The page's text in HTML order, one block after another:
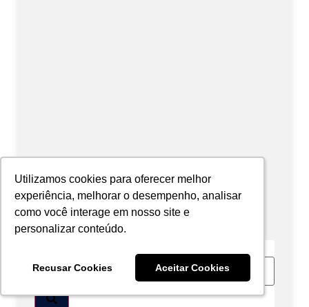
Utilizamos cookies para oferecer melhor
experiência, melhorar o desempenho, analisar
como você interage em nosso site e
personalizar conteúdo.
Recusar Cookies Aceitar Cookies
Utilizamos cookies para oferecer melhor
experiência, melhorar o desempenho, analisar
como você interage em nosso site e
personalizar conteúdo.
Recusar Cookies Aceitar Cookies